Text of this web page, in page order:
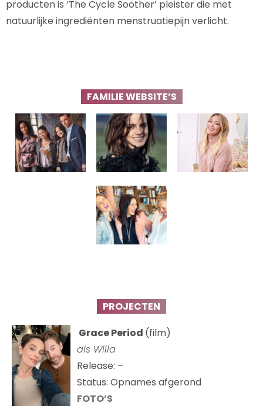
producten is ‘The Cycle Soother’ pleister die met
natuurlijke ingrediënten menstruatiepijn verlicht.
FAMILIE WEBSITE’S
PROJECTEN
Grace Period (film)
als Willa
Release: –
Status: Opnames afgerond
FOTO’S